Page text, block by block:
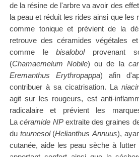
de la résine de l'arbre va avoir des
la peau et réduit les rides ainsi que les
comme tonique et prévient de la
retrouve des céramidesvégétales
comme lebisalobolprovenant
(Chamaemelum Nobile) ou de la
Eremanthus Erythropappa) afin
contribuer à sa cicatrisation. La
agit sur les rougeurs, est anti-
radicalaire et prévient les
Lacéramide NPextraite des graines
du tournesol(Helianthus Annuus),
cutanée, aide les peau sèche à